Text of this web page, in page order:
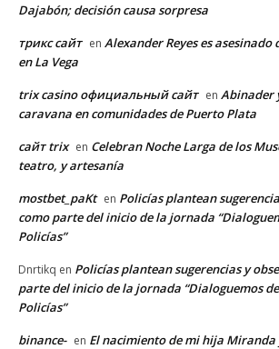
Dajabón; decisión causa sorpresa
трикс сайт en Alexander Reyes es
en La Vega
trix casino официальный сайт en Abinader
caravana en comunidades de Puerto Plata
сайт trix en Celebran Noche Larga de los
teatro, y artesanía
mostbet_paKt en Policías plantean
como parte del inicio de la jornada
Policías”
Dnrtikq en Policías plantean sugerencias y
parte del inicio de la jornada “Dialoguemos
Policías”
binance- en El nacimiento de mi hija Miranda